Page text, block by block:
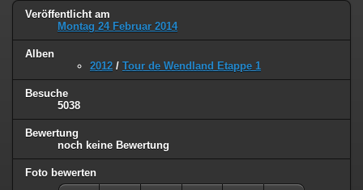
Veröffentlicht am
Montag 24 Februar 2014
Alben
2012 / Tour de Wendland Etappe 1
Besuche
5038
Bewertung
noch keine Bewertung
Foto bewerten